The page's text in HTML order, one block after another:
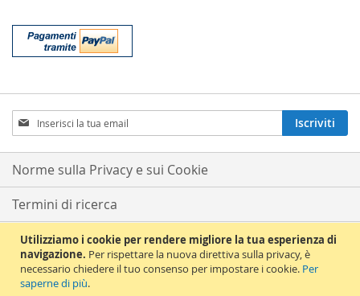
Utilizziamo i cookie per rendere migliore la tua esperienza di
navigazione. Per rispettare la nuova direttiva sulla privacy, è
necessario chiedere il tuo consenso per impostare i cookie. Per
saperne di più.
Iscriviti
alla
nostra
Newsletter:
Iscriviti
Norme sulla Privacy e sui Cookie
Termini di ricerca
Ricerca avanzata
Ordini e resi